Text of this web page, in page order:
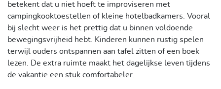
betekent dat u niet hoeft te improviseren met
campingkooktoestellen of kleine hotelbadkamers. Vooral
bij slecht weer is het prettig dat u binnen voldoende
bewegingsvrijheid hebt. Kinderen kunnen rustig spelen
terwijl ouders ontspannen aan tafel zitten of een boek
lezen. De extra ruimte maakt het dagelijkse leven tijdens
de vakantie een stuk comfortabeler.